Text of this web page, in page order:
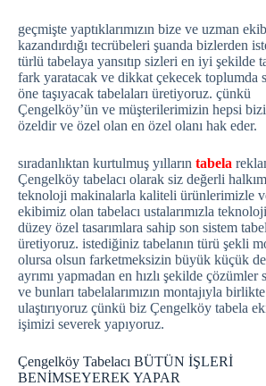
geçmişte yaptıklarımızın bize ve uzman
kazandırdığı tecrübeleri şuanda bizlerden
türlü tabelaya yansıtıp sizleri en iyi şekilde
fark yaratacak ve dikkat çekecek toplumda
öne taşıyacak tabelaları üretiyoruz. çünkü
Çengelköy’ün ve müşterilerimizin hepsi
özeldir ve özel olan en özel olanı hak eder.
sıradanlıktan kurtulmuş yılların tabela
Çengelköy tabelacı olarak siz değerli
teknoloji makinalarla kaliteli ürünlerimizle
ekibimiz olan tabelacı ustalarımızla
düzey özel tasarımlara sahip son sistem
üretiyoruz. istediğiniz tabelanın türü şekli
olursa olsun farketmeksizin büyük küçük
ayrımı yapmadan en hızlı şekilde çözümler
ve bunları tabelalarımızın montajıyla
ulaştırıyoruz çünkü biz Çengelköy tabela
işimizi severek yapıyoruz.
Çengelköy Tabelacı BÜTÜN İŞLERİ
BENİMSEYEREK YAPAR